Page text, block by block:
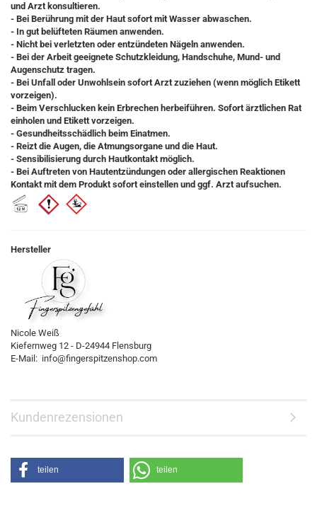
und Arzt konsultieren.
- Bei Berührung mit der Haut sofort mit Wasser abwaschen.
- In gut belüfteten Räumen anwenden.
- Nicht bei verletzten oder entzündeten Nägeln anwenden.
- Bei der Arbeit geeignete Schutzkleidung, Handschuhe, Mund- und
Augenschutz tragen.
- Bei Unfall oder Unwohlsein sofort Arzt zuziehen (wenn möglich Etikett
vorzeigen).
- Beim Verschlucken kein Erbrechen herbeiführen. Sofort ärztlichen Rat
einholen und Etikett vorzeigen.
- Gesundheitsschädlich beim Einatmen.
- Reizt die Augen, die Atmungsorgane und die Haut.
- Sensibilisierung durch Hautkontakt möglich.
- Bei Auftreten von Hautentzündungen oder allergischen Reaktionen
Kontakt mit dem Produkt sofort einstellen und ggf. Arzt aufsuchen.
Hersteller
Nicole Weiß
Kiefernweg 12 - D-24944 Flensburg
E-Mail: info@fingerspitzenshop.com
Kundenrezensionen
teilen teilen